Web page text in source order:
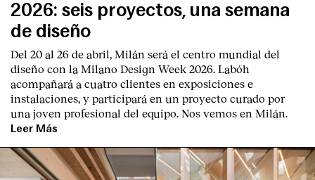
2026: seis proyectos, una semana
de diseño
Del 20 al 26 de abril, Milán será el centro mundial del
diseño con la Milano Design Week 2026. Labóh
acompañará a cuatro clientes en exposiciones e
instalaciones, y participará en un proyecto curado por
una joven profesional del equipo. Nos vemos en Milán.
Leer Más